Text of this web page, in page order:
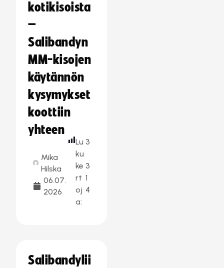
kotikisoista
–
Salibandyn
MM-kisojen
käytännön
kysymykset
koottiin
yhteen
Mika
Hilska
06.07.
2026
Lu
ku
ke
rt
oj
a:
3
3
1
4
Salibandylii